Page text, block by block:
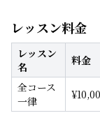
レッスン料金
レッスン
名
料金
全コース
一律
¥